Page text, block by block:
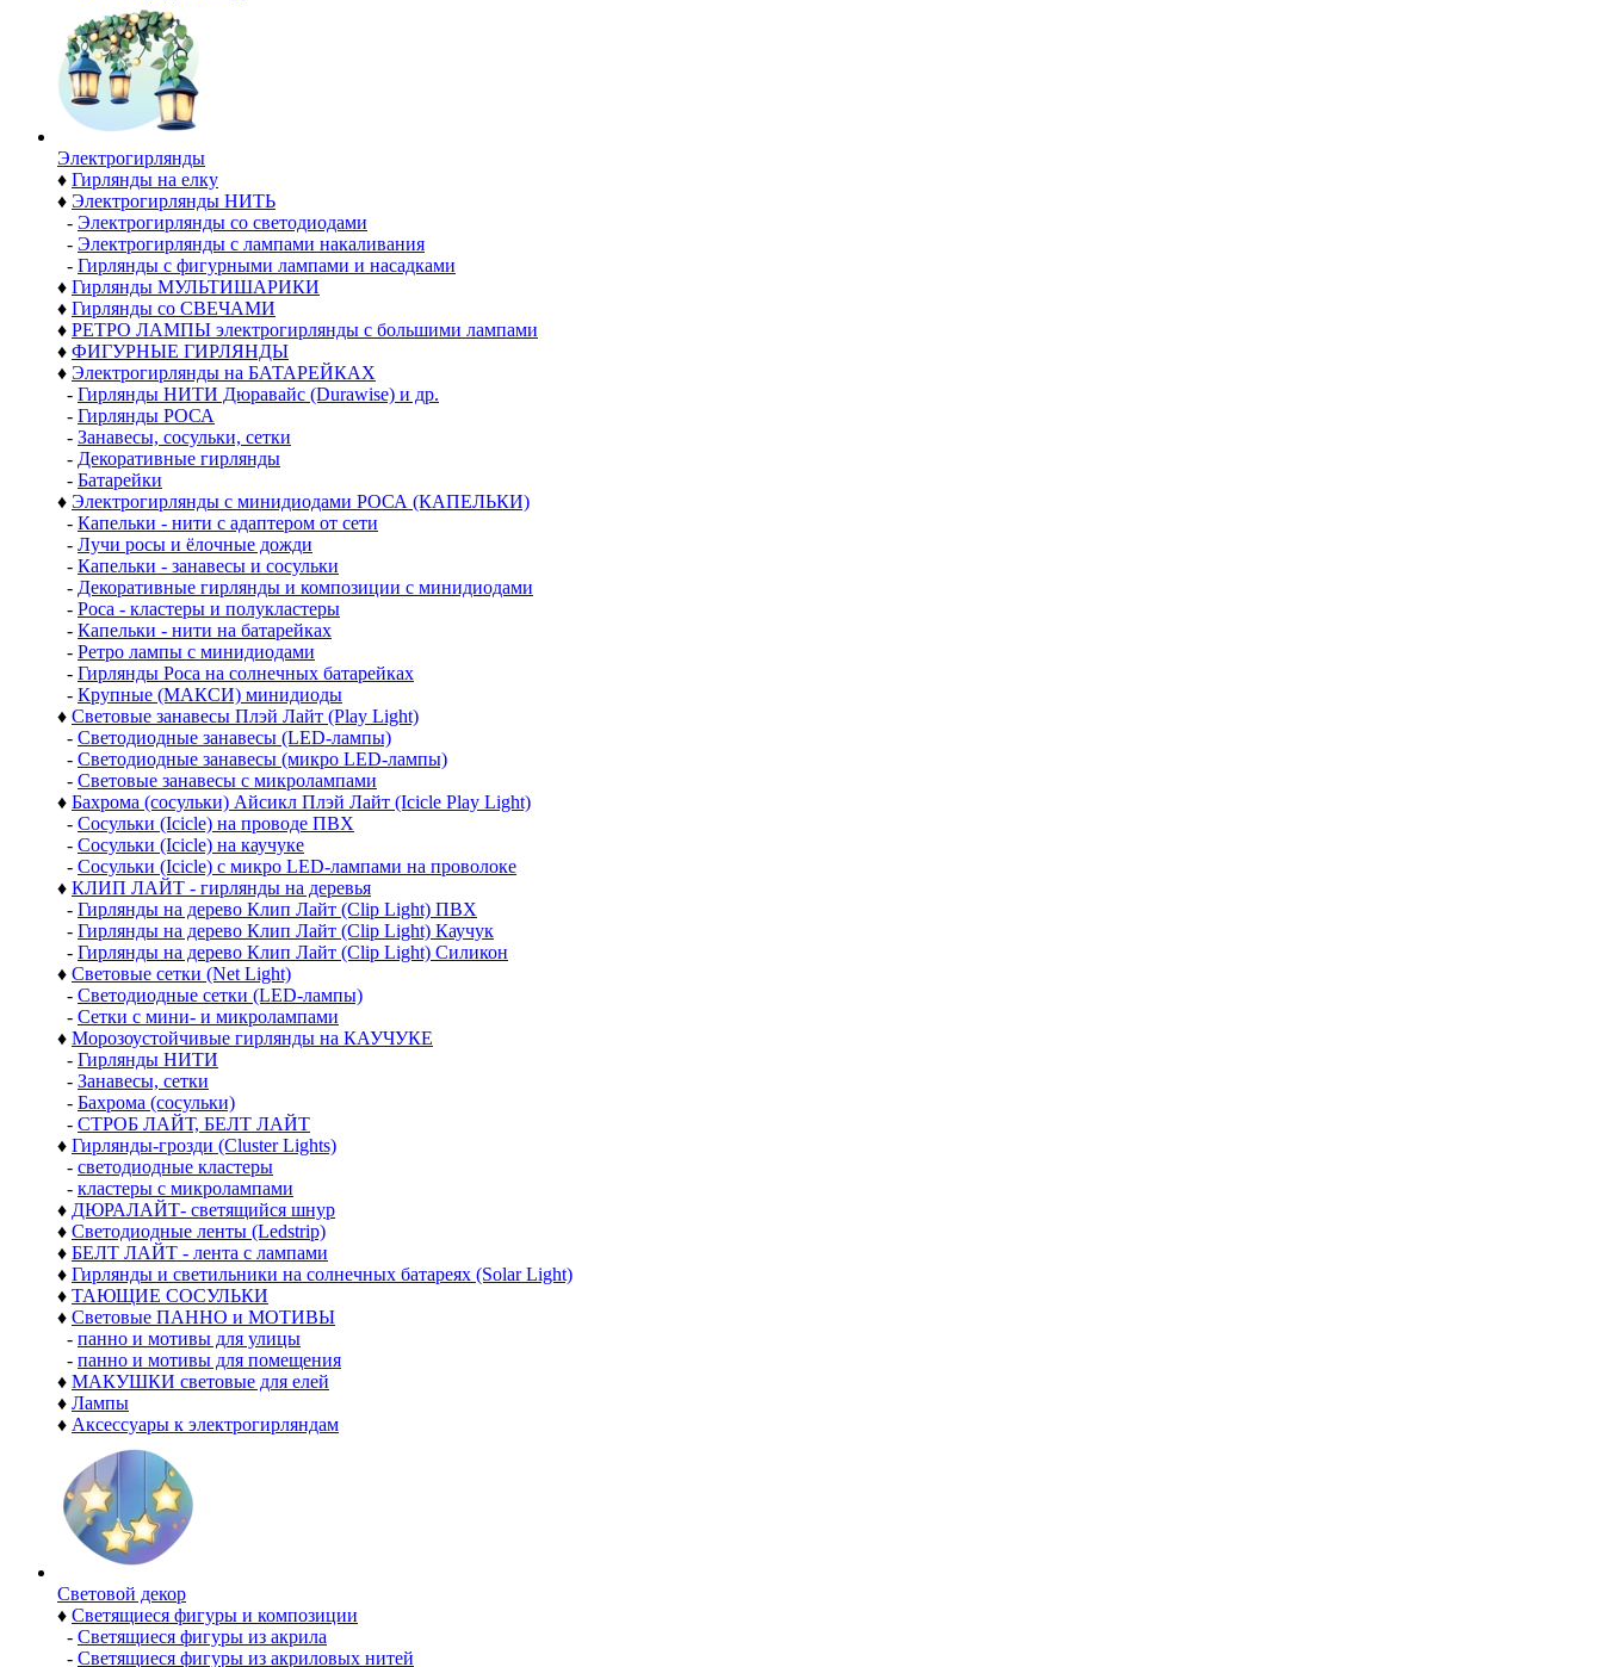
Электро­гирлянды
♦ Гирлянды на елку
♦ Электрогирлянды НИТЬ
- Электрогирлянды со светодиодами
- Электрогирлянды с лампами накаливания
- Гирлянды с фигурными лампами и насадками
♦ Гирлянды МУЛЬТИШАРИКИ
♦ Гирлянды со СВЕЧАМИ
♦ РЕТРО ЛАМПЫ электрогирлянды с большими лампами
♦ ФИГУРНЫЕ ГИРЛЯНДЫ
♦ Электрогирлянды на БАТАРЕЙКАХ
- Гирлянды НИТИ Дюравайс (Durawise) и др.
- Гирлянды РОСА
- Занавесы, сосульки, сетки
- Декоративные гирлянды
- Батарейки
♦ Электрогирлянды с минидиодами РОСА (КАПЕЛЬКИ)
- Капельки - нити с адаптером от сети
- Лучи росы и ёлочные дожди
- Капельки - занавесы и сосульки
- Декоративные гирлянды и композиции с минидиодами
- Роса - кластеры и полукластеры
- Капельки - нити на батарейках
- Ретро лампы с минидиодами
- Гирлянды Роса на солнечных батарейках
- Крупные (МАКСИ) минидиоды
♦ Световые занавесы Плэй Лайт (Play Light)
- Светодиодные занавесы (LED-лампы)
- Светодиодные занавесы (микро LED-лампы)
- Световые занавесы с микролампами
♦ Бахрома (сосульки) Айсикл Плэй Лайт (Icicle Play Light)
- Сосульки (Icicle) на проводе ПВХ
- Сосульки (Icicle) на каучуке
- Сосульки (Icicle) с микро LED-лампами на проволоке
♦ КЛИП ЛАЙТ - гирлянды на деревья
- Гирлянды на дерево Клип Лайт (Clip Light) ПВХ
- Гирлянды на дерево Клип Лайт (Clip Light) Каучук
- Гирлянды на дерево Клип Лайт (Clip Light) Силикон
♦ Световые сетки (Net Light)
- Светодиодные сетки (LED-лампы)
- Сетки с мини- и микролампами
♦ Морозоустойчивые гирлянды на КАУЧУКЕ
- Гирлянды НИТИ
- Занавесы, сетки
- Бахрома (сосульки)
- СТРОБ ЛАЙТ, БЕЛТ ЛАЙТ
♦ Гирлянды-грозди (Cluster Lights)
- светодиодные кластеры
- кластеры с микролампами
♦ ДЮРАЛАЙТ- светящийся шнур
♦ Светодиодные ленты (Ledstrip)
♦ БЕЛТ ЛАЙТ - лента с лампами
♦ Гирлянды и светильники на солнечных батареях (Solar Light)
♦ ТАЮЩИЕ СОСУЛЬКИ
♦ Световые ПАННО и МОТИВЫ
- панно и мотивы для улицы
- панно и мотивы для помещения
♦ МАКУШКИ световые для елей
♦ Лампы
♦ Аксессуары к электрогирляндам
Световой декор
♦ Светящиеся фигуры и композиции
- Светящиеся фигуры из акрила
- Светящиеся фигуры из акриловых нитей